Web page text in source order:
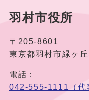
羽村市役所
〒205-8601
東京都羽村市緑ヶ
電話：
042-555-1111（代